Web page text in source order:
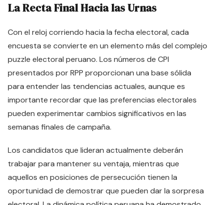
La Recta Final Hacia las Urnas
Con el reloj corriendo hacia la fecha electoral, cada
encuesta se convierte en un elemento más del complejo
puzzle electoral peruano. Los números de CPI
presentados por RPP proporcionan una base sólida
para entender las tendencias actuales, aunque es
importante recordar que las preferencias electorales
pueden experimentar cambios significativos en las
semanas finales de campaña.
Los candidatos que lideran actualmente deberán
trabajar para mantener su ventaja, mientras que
aquellos en posiciones de persecución tienen la
oportunidad de demostrar que pueden dar la sorpresa